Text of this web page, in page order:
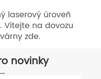
laserový úroveň
na dovozu
zde.
novinky